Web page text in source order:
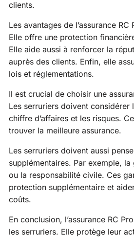
clients.
Les avantages de l’assurance
Elle offre une protection
Elle aide aussi à renforcer la
auprès des clients. Enfin, elle
lois et réglementations.
Il est crucial de choisir une
Les serruriers doivent considérer
chiffre d’affaires et les risques.
trouver la meilleure assurance.
Les serruriers doivent aussi
supplémentaires. Par exemple,
ou la responsabilité civile. Ces
protection supplémentaire et
coûts.
En conclusion, l’assurance RC
les serruriers. Elle protège leur